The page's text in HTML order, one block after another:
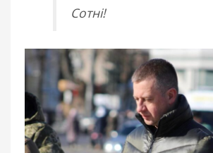
Сотні!